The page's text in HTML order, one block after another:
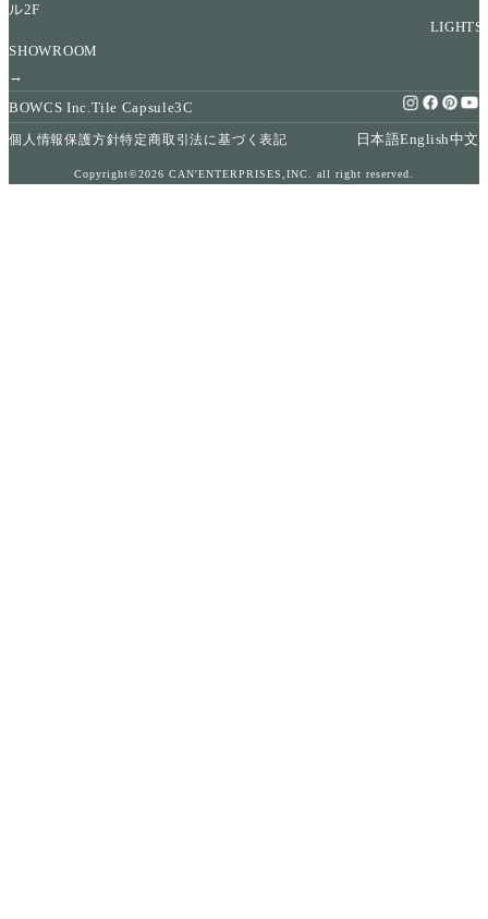
ル2F
SHOWROOM
→
LIGHTS
BOWCS Inc.Tile Capsule3C
個人情報保護方針特定商取引法に基づく表記 日本語English中文
Copyright©2026 CAN'ENTERPRISES,INC. all right reserved.